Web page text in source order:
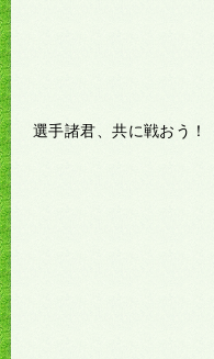
選手諸君、共に戦おう！